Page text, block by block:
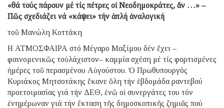
«θά τούς πάρουν μέ τίς πέτρες οἱ Νεοδημοκράτες, ἄν …» –
Πῶς σχεδιάζει νά «κάψει» τήν ἁπλή ἀναλογική
τοῦ Mανώλη Κοττάκη
Η ΑΤΜΟΣΦΑΙΡΑ στό Μέγαρο Μαξίμου δέν ἔχει –
φαινομενικῶς τοὐλάχιστον– καμμία σχέση μέ τίς φορτισμένες
ἡμέρες τοῦ περασμένου Αὐγούστου. Ὁ Πρωθυπουργός
Κυριάκος Μητσοτάκης ἔκανε ὅλη τήν ἑβδομάδα ραντεβού
προετοιμασίας γιά τήν ΔΕΘ, ἐνῶ οἱ συνεργάτες του τόν
ἐνημέρωναν γιά τήν ἔκταση τῆς δημοσκοπικῆς ζημιᾶς πού